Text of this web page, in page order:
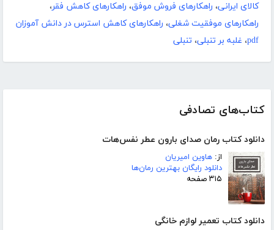
کتاب‌های تصادفی
دانلود کتاب رمان صدای بارون عطر نفس‌هات
از: هاوین امیریان
دانلود رایگان بهترین رمان‌ها
۳۱۵ صفحه
دانلود کتاب تعمیر لوازم خانگی
کالای ایرانی، راهکارهای فروش موفق، راهکارهای کاهش فقر،
راهکارهای موفقیت شغلی، راهکارهای کاهش استرس در دانش آموزان
pdf، غلبه بر تنبلی، تنبلی